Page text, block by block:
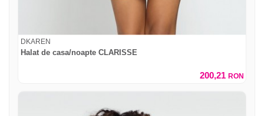
DKAREN
Halat de casa/noapte CLARISSE
200,21 RON